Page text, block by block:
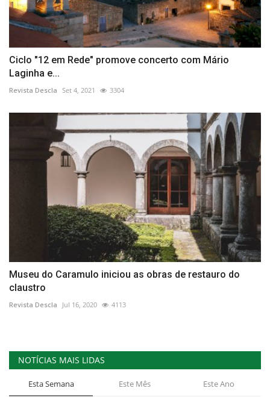
Ciclo "12 em Rede" promove concerto com Mário
Laginha e...
Revista Descla Set 4, 2021 3304
Museu do Caramulo iniciou as obras de restauro do
claustro
Revista Descla Jul 16, 2020 4113
NOTÍCIAS MAIS LIDAS
Esta Semana Este Mês Este Ano